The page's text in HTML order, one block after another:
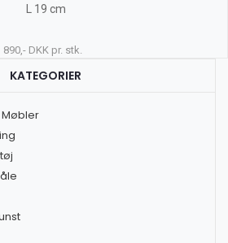
L 19 cm
890,- DKK pr. stk.
KATEGORIER